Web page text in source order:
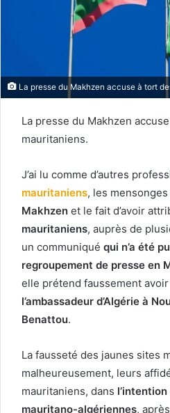
La presse du Makhzen accuse à tort
La presse du Makhzen
mauritaniens.
J’ai lu comme d’autres
mauritaniens, les mensonges
Makhzen et le fait d’avoir
mauritaniens, auprès de
un communiqué qui n’a été
regroupement de presse en
elle prétend faussement
l’ambassadeur d’Algérie à
Benattou.
La fausseté des jaunes sites
malheureusement, leurs
mauritaniens, dans
mauritano-algériennes,